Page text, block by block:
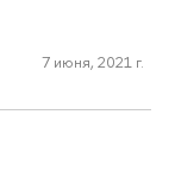
7 июня, 2021 г.